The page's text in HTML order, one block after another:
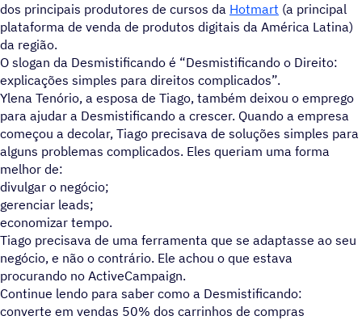
dos principais produtores de cursos da Hotmart (a principal
plataforma de venda de produtos digitais da América Latina)
da região.
O slogan da Desmistificando é “Desmistificando o Direito:
explicações simples para direitos complicados”.
Ylena Tenório, a esposa de Tiago, também deixou o emprego
para ajudar a Desmistificando a crescer. Quando a empresa
começou a decolar, Tiago precisava de soluções simples para
alguns problemas complicados. Eles queriam uma forma
melhor de:
divulgar o negócio;
gerenciar leads;
economizar tempo.
Tiago precisava de uma ferramenta que se adaptasse ao seu
negócio, e não o contrário. Ele achou o que estava
procurando no ActiveCampaign.
Continue lendo para saber como a Desmistificando:
converte em vendas 50% dos carrinhos de compras